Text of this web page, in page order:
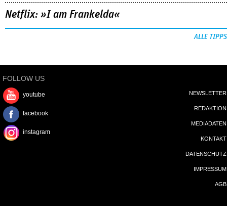
Netflix: »I am Frankelda«
ALLE TIPPS
FOLLOW US
youtube
facebook
instagram
NEWSLETTER
REDAKTION
MEDIADATEN
KONTAKT
DATENSCHUTZ
IMPRESSUM
AGB